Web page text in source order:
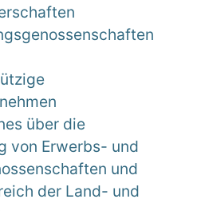
über die
von Erwerbs- und
und
der Land- und